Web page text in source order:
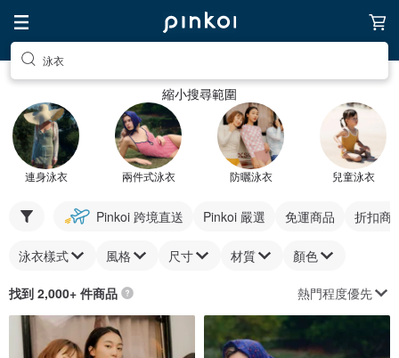
泳衣
縮小搜尋範圍
連身泳衣 兩件式泳衣 防曬泳衣 兒童泳衣
Pinkoi 跨境直送 Pinkoi 嚴選 免運商品 折扣商
泳衣樣式 風格 尺寸 材質 顏色
找到 2,000+ 件商品 熱門程度優先